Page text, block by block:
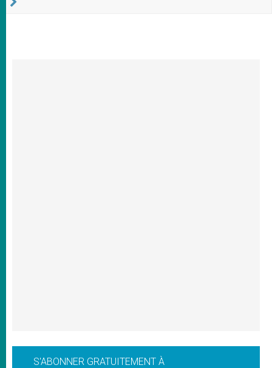
S'ABONNER GRATUITEMENT À